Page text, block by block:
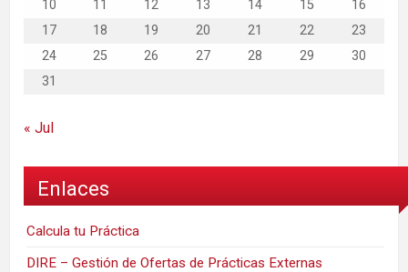
10
11 12 13 14 15
16
17
18 19 20 21 22
23
24
25 26 27 28 29
30
31
« Jul
Enlaces
Calcula tu Práctica
DIRE – Gestión de Ofertas de Prácticas Externas